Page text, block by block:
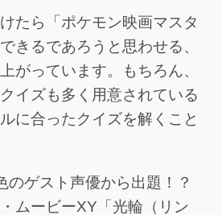
たら「ポケモン映画マスタ
きるであろうと思わせる、
がっています。もちろん、
イズも多く用意されている
に合ったクイズを解くこと
のゲスト声優から出題！？
ムービーXY「光輪（リン